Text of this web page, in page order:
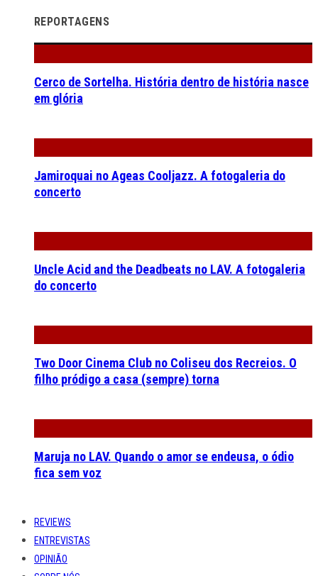
REPORTAGENS
Cerco de Sortelha. História dentro de história nasce
em glória
Jamiroquai no Ageas Cooljazz. A fotogaleria do
concerto
Uncle Acid and the Deadbeats no LAV. A fotogaleria
do concerto
Two Door Cinema Club no Coliseu dos Recreios. O
filho pródigo a casa (sempre) torna
Maruja no LAV. Quando o amor se endeusa, o ódio
fica sem voz
REVIEWS
ENTREVISTAS
OPINIÃO